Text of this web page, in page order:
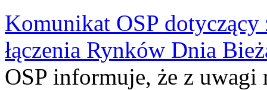
Komunikat OSP dotyczący
łączenia Rynków Dnia
OSP informuje, że z uwagi